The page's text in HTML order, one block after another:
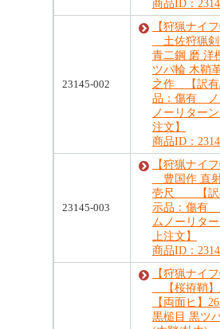
商品ID：
23145-002
【狩猟ナイ
土佐狩猟剣
青二鋼 磨 洋
ツバ輪 木鞘
之作 【訳有
品：傷有 ノ
ノーリター
注文】
商品ID：
23145-003
【狩猟ナイ
豊国作 直
壱尺 【訳
示品：傷有
ムノーリタ
上注文】
商品ID：
【狩猟ナイ
【桜拵鞘】
【両面ヒ】
黒槌目 黒ツ